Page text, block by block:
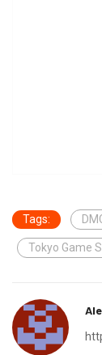
Tags:
Tokyo Game